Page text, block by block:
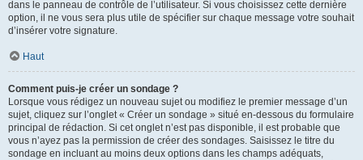
dans le panneau de contrôle de l’utilisateur. Si vous choisissez cette dernière
option, il ne vous sera plus utile de spécifier sur chaque message votre souhait
d’insérer votre signature.
Haut
Comment puis-je créer un sondage ?
Lorsque vous rédigez un nouveau sujet ou modifiez le premier message d’un
sujet, cliquez sur l’onglet « Créer un sondage » situé en-dessous du formulaire
principal de rédaction. Si cet onglet n’est pas disponible, il est probable que
vous n’ayez pas la permission de créer des sondages. Saisissez le titre du
sondage en incluant au moins deux options dans les champs adéquats,